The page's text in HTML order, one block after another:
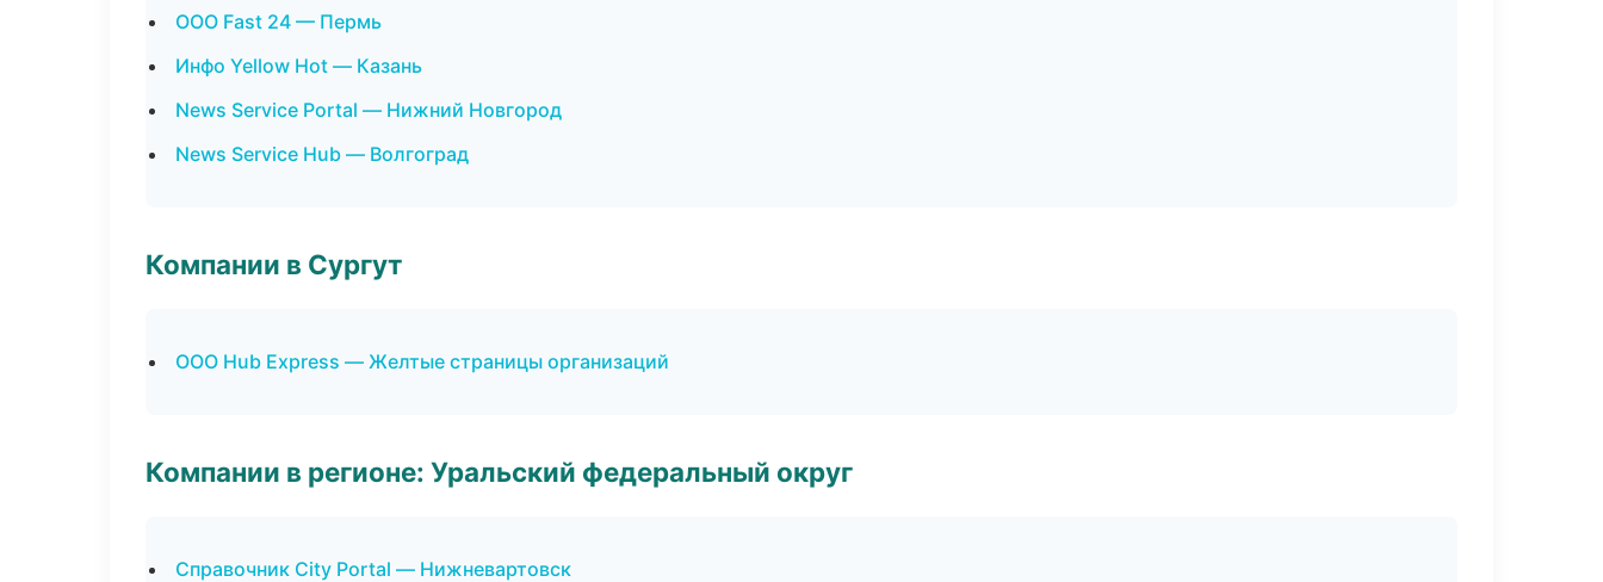
ООО Fast 24 — Пермь
Инфо Yellow Hot — Казань
News Service Portal — Нижний Новгород
News Service Hub — Волгоград
Компании в Сургут
ООО Hub Express — Желтые страницы организаций
Компании в регионе: Уральский федеральный округ
Справочник City Portal — Нижневартовск